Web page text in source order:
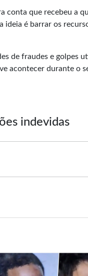
conta que recebeu a
ideia é barrar os
de fraudes e golpes
acontecer durante o
indevidas